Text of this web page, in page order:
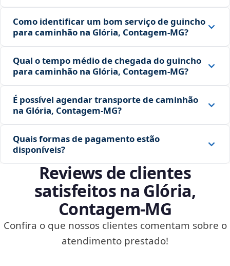
Como identificar um bom serviço de guincho
para caminhão na Glória, Contagem‑MG?
Qual o tempo médio de chegada do guincho
para caminhão na Glória, Contagem‑MG?
É possível agendar transporte de caminhão
na Glória, Contagem‑MG?
Quais formas de pagamento estão
disponíveis?
Reviews de clientes
satisfeitos na Glória,
Contagem‑MG
Confira o que nossos clientes comentam sobre o
atendimento prestado!